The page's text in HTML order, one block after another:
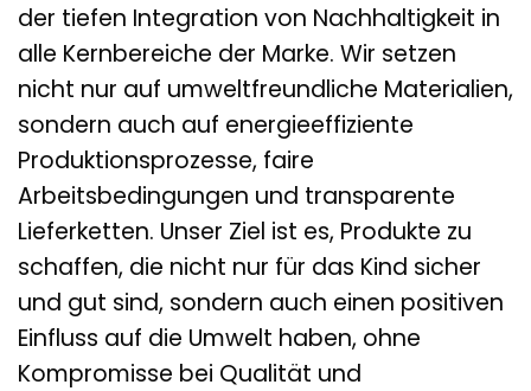
der tiefen Integration von Nachhaltigkeit in
alle Kernbereiche der Marke. Wir setzen
nicht nur auf umweltfreundliche Materialien,
sondern auch auf energieeffiziente
Produktionsprozesse, faire
Arbeitsbedingungen und transparente
Lieferketten. Unser Ziel ist es, Produkte zu
schaffen, die nicht nur für das Kind sicher
und gut sind, sondern auch einen positiven
Einfluss auf die Umwelt haben, ohne
Kompromisse bei Qualität und